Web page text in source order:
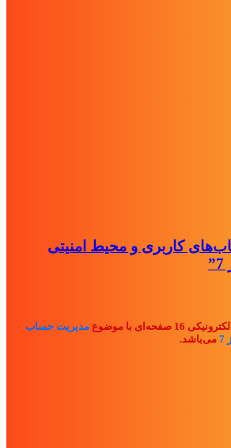
کاربری و محیط امنیتی
با موضوع
مدیریت حساب
می‌باشد.